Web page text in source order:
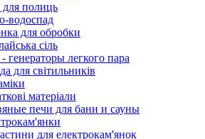
для полиць
водоспад
для обробки
сіль
генераторы легкого пара
для світильників
матеріали
печи для бани и сауны
для електрокам'янок